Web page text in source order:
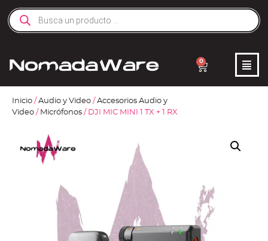
0
Inicio / Audio y Video / Accesorios Audio y
Video / Micrófonos / DJI MIC MINI 1 TX + 1 RX